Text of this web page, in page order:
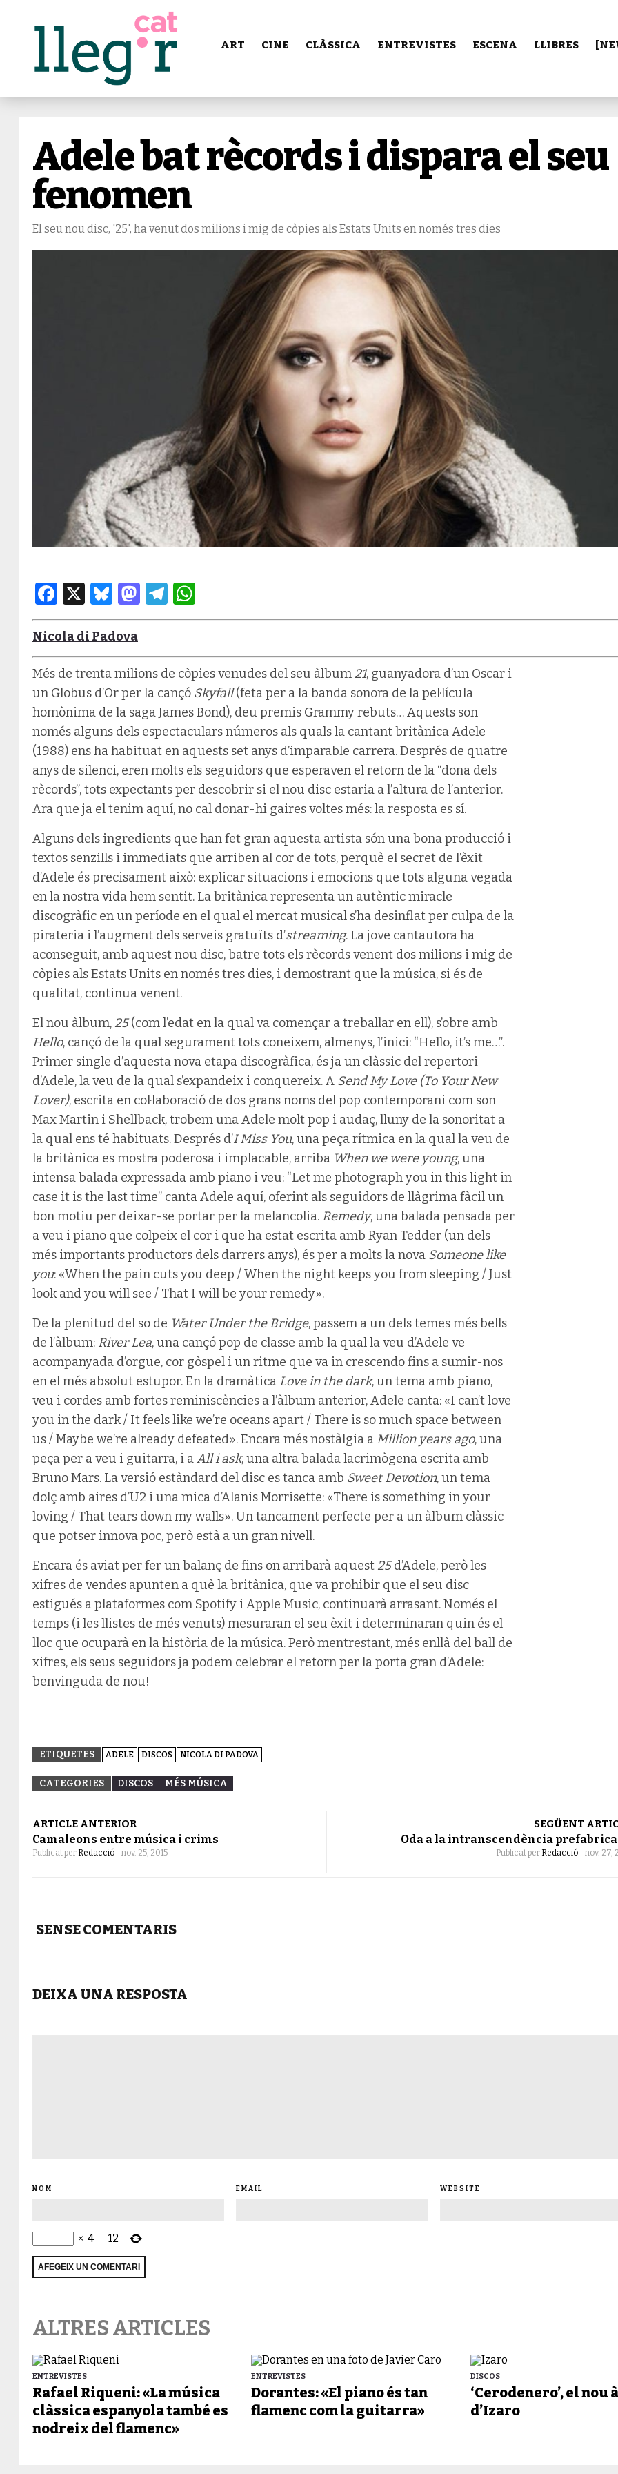
ART CINE CLÀSSICA ENTREVISTES ESCENA LLIBRES
Adele bat rècords i dispara el seu
fenomen
El seu nou disc, '25', ha venut dos milions i mig de còpies als Estats Units en només tres dies
Facebook
X Bluesky
Mastodon
Telegram
Nicola di Padova
Més de trenta milions de còpies venudes del seu àlbum 21, guanyadora d’un Oscar i
un Globus d’Or per la cançó Skyfall(feta per a la banda sonora de la pel·lícula
homònima de la saga James Bond), deu premis Grammy rebuts… Aquests son
només alguns dels espectaculars números als quals la cantant britànica Adele
(1988) ens ha habituat en aquests set anys d’imparable carrera. Després de quatre
anys de silenci, eren molts els seguidors que esperaven el retorn de la “dona dels
rècords”, tots expectants per descobrir si el nou disc estaria a l’altura de l’anterior.
Ara que ja el tenim aquí, no cal donar-hi gaires voltes més: la resposta es sí.
Alguns dels ingredients que han fet gran aquesta artista són una bona producció i
textos senzills i immediats que arriben al cor de tots, perquè el secret de l’èxit
d’Adele és precisament això: explicar situacions i emocions que tots alguna vegada
en la nostra vida hem sentit. La britànica representa un autèntic miracle
discogràfic en un període en el qual el mercat musical s’ha desinflat per culpa de la
pirateria i l’augment dels serveis gratuïts d’streaming. La jove cantautora ha
aconseguit, amb aquest nou disc, batre tots els rècords venent dos milions i mig de
còpies als Estats Units en només tres dies, i demostrant que la música, si és de
qualitat, continua venent.
El nou àlbum, 25(com l’edat en la qual va començar a treballar en ell), s’obre amb
Hello, cançó de la qual segurament tots coneixem, almenys, l’inici: “Hello, it’s me…”.
Primer single d’aquesta nova etapa discogràfica, és ja un clàssic del repertori
d’Adele, la veu de la qual s’expandeix i conquereix. A Send My Love (To Your New
Lover), escrita en col·laboració de dos grans noms del pop contemporani com son
Max Martin i Shellback, trobem una Adele molt pop i audaç, lluny de la sonoritat a
la qual ens té habituats. Després d’I Miss You, una peça rítmica en la qual la veu de
la britànica es mostra poderosa i implacable, arriba When we were young, una
intensa balada expressada amb piano i veu: “Let me photograph you in this light in
case it is the last time” canta Adele aquí, oferint als seguidors de llàgrima fàcil un
bon motiu per deixar-se portar per la melancolia. Remedy, una balada pensada per
a veu i piano que colpeix el cor i que ha estat escrita amb Ryan Tedder (un dels
més importants productors dels darrers anys), és per a molts la nova Someone like
you: «When the pain cuts you deep / When the night keeps you from sleeping / Just
look and you will see / That I will be your remedy».
De la plenitud del so de Water Under the Bridge, passem a un dels temes més bells
de l’àlbum: River Lea, una cançó pop de classe amb la qual la veu d’Adele ve
acompanyada d’orgue, cor gòspel i un ritme que va in crescendo fins a sumir-nos
en el més absolut estupor. En la dramàtica Love in the dark, un tema amb piano,
veu i cordes amb fortes reminiscències a l’àlbum anterior, Adele canta: «I can’t love
you in the dark / It feels like we’re oceans apart / There is so much space between
us / Maybe we’re already defeated». Encara més nostàlgia a Million years ago, una
peça per a veu i guitarra, i aAll i ask, una altra balada lacrimògena escrita amb
Bruno Mars. La versió estàndard del disc es tanca amb Sweet Devotion, un tema
dolç amb aires d’U2 i una mica d’Alanis Morrisette: «There is something in your
loving / That tears down my walls». Un tancament perfecte per a un àlbum clàssic
que potser innova poc, però està a un gran nivell.
Encara és aviat per fer un balanç de fins on arribarà aquest 25d’Adele, però les
xifres de vendes apunten a què la britànica, que va prohibir que el seu disc
estigués a plataformes com Spotify i Apple Music, continuarà arrasant. Només el
temps (i les llistes de més venuts) mesuraran el seu èxit i determinaran quin és el
lloc que ocuparà en la història de la música. Però mentrestant, més enllà del ball de
xifres, els seus seguidors ja podem celebrar el retorn per la porta gran d’Adele:
benvinguda de nou!
ETIQUETES ADELE DISCOS NICOLA DI PADOVA
CATEGORIES DISCOS MÉS MÚSICA
ARTICLE ANTERIOR
Camaleons entre música i crims
Publicat per Redacció - nov. 25, 2015
SEGÜENT
Oda a la intranscendència
Publicat per Redacció - nov. 27,
SENSE COMENTARIS
DEIXA UNA RESPOSTA
NOM EMAIL WEBSITE
× 4 = 12
ALTRES ARTICLES
ENTREVISTES
Rafael Riqueni: «La música
clàssica espanyola també es
nodreix del flamenc»
ENTREVISTES
Dorantes: «El piano és tan
flamenc com la guitarra»
DISCOS
‘Cerodenero’, el nou
d’Izaro